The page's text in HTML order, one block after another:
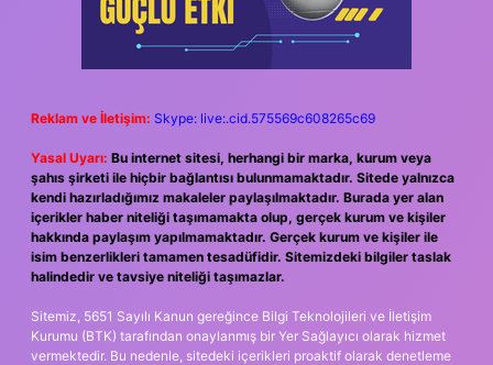
Reklam ve İletişim: Skype: live:.cid.575569c608265c69
Yasal Uyarı: Bu internet sitesi, herhangi bir marka, kurum veya
şahıs şirketi ile hiçbir bağlantısı bulunmamaktadır. Sitede yalnızca
kendi hazırladığımız makaleler paylaşılmaktadır. Burada yer alan
içerikler haber niteliği taşımamakta olup, gerçek kurum ve kişiler
hakkında paylaşım yapılmamaktadır. Gerçek kurum ve kişiler ile
isim benzerlikleri tamamen tesadüfidir. Sitemizdeki bilgiler taslak
halindedir ve tavsiye niteliği taşımazlar.
Sitemiz, 5651 Sayılı Kanun gereğince Bilgi Teknolojileri ve İletişim
Kurumu (BTK) tarafından onaylanmış bir Yer Sağlayıcı olarak hizmet
vermektedir. Bu nedenle, sitedeki içerikleri proaktif olarak denetleme